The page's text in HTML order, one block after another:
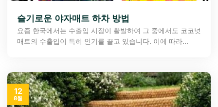
슬기로운 야자매트 하차 방법
요즘 한국에서는 수출입 시장이 활발하여 그 중에서도 코코넛
매트의 수출입이 특히 인기를 끌고 있습니다. 이에 따라...
12
8월